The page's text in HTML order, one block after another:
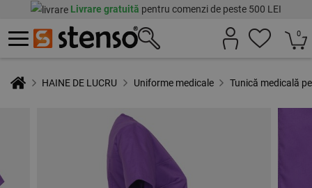
Livrare gratuită pentru comenzi de peste 500 LEI
0
HAINE DE LUCRU Uniforme medicale Tunică medicală